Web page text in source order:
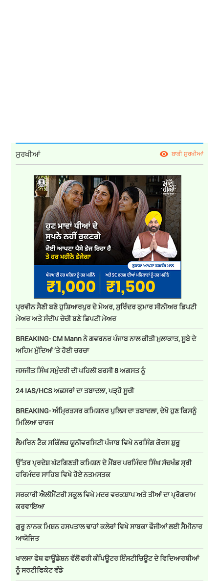
ਸੁਰਖੀਆਂ ਬਾਕੀ ਸੁਰਖੀਆਂ
ਪ੍ਰਵੀਨ ਸੈਣੀ ਬਣੇ ਹੁਸ਼ਿਆਰਪੁਰ ਦੇ ਮੇਅਰ, ਸੁਰਿੰਦਰ ਕੁਮਾਰ ਸੀਨੀਅਰ ਡਿਪਟੀ
ਮੇਅਰ ਅਤੇ ਸੰਦੀਪ ਚੇਚੀ ਬਣੇ ਡਿਪਟੀ ਮੇਅਰ
BREAKING- CM Mann ਨੇ ਗਵਰਨਰ ਪੰਜਾਬ ਨਾਲ ਕੀਤੀ ਮੁਲਾਕਾਤ, ਸੂਬੇ ਦੇ
ਅਹਿਮ ਮੁੱਦਿਆਂ ’ਤੇ ਹੋਈ ਚਰਚਾ
ਜਸਜੀਤ ਸਿੰਘ ਸਮੁੰਦਰੀ ਦੀ ਪਹਿਲੀ ਬਰਸੀ 8 ਅਗਸਤ ਨੂੰ
24 IAS/HCS ਅਫ਼ਸਰਾਂ ਦਾ ਤਬਾਦਲਾ, ਪੜ੍ਹੋ ਸੂਚੀ
BREAKING- ਅੰਮ੍ਰਿਤਸਰ ਕਮਿਸ਼ਨਰ ਪੁਲਿਸ ਦਾ ਤਬਾਦਲਾ, ਦੇਖੋ ਹੁਣ ਕਿਸਨੂੰ
ਮਿਲਿਆ ਚਾਰਜ
ਲੈਮਰਿਨ ਟੈਕ ਸਕਿੱਲਜ਼ ਯੂਨੀਵਰਸਿਟੀ ਪੰਜਾਬ ਵਿਖੇ ਨਰਸਿੰਗ ਕੋਰਸ ਸ਼ੁਰੂ
ਉੱਤਰ ਪ੍ਰਦੇਸ਼ ਘੱਟਗਿਣਤੀ ਕਮਿਸ਼ਨ ਦੇ ਮੈਂਬਰ ਪਰਮਿੰਦਰ ਸਿੰਘ ਸੱਚਖੰਡ ਸ੍ਰੀ
ਹਰਿਮੰਦਰ ਸਾਹਿਬ ਵਿਖੇ ਹੋਏ ਨਤਮਸਤਕ
ਸਰਕਾਰੀ ਐਲੀਮੈਂਟਰੀ ਸਕੂਲ ਵਿਖੇ ਮਦਰ ਵਰਕਸ਼ਾਪ ਅਤੇ ਤੀਆਂ ਦਾ ਪ੍ਰੋਗਰਾਮ
ਕਰਵਾਇਆ
ਗੁਰੂ ਨਾਨਕ ਮਿਸ਼ਨ ਹਸਪਤਾਲ ਢਾਹਾਂ ਕਲੇਰਾਂ ਵਿਖੇ ਸਾਬਕਾ ਫੌਜੀਆਂ ਲਈ ਸੈਮੀਨਾਰ
ਆਯੋਜਿਤ
ਖਾਲਸਾ ਫੇਥ ਫਾਊਂਡੇਸ਼ਨ ਵੱਲੋਂ ਫਰੀ ਕੰਪਿਊਟਰ ਇੰਸਟੀਚਿਊਟ ਦੇ ਵਿਦਿਆਰਥੀਆਂ
ਨੂੰ ਸਰਟੀਫਿਕੇਟ ਵੰਡੇ